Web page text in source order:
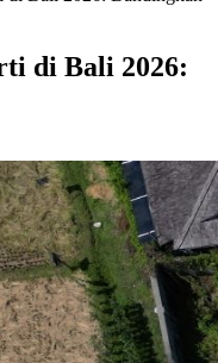
di Bali 2026: